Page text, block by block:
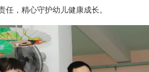
，精心守护幼儿健康成长。